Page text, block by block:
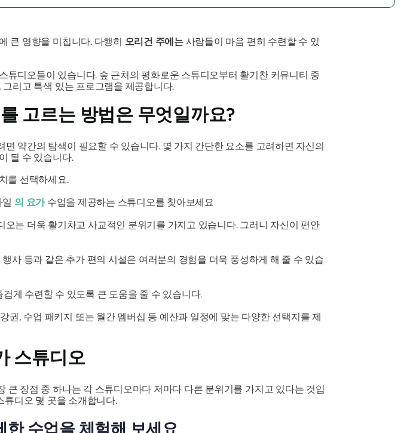
큰 영향을 미칩니다. 다행히 오리건 주에는사람들이 마음 편히 수련할 수 있
디오들이 있습니다. 숲 근처의 평화로운 스튜디오부터 활기찬 커뮤니티 중
리고 특색 있는 프로그램을 제공합니다.
고르는 방법은 무엇일까요?
약간의 탐색이 필요할 수 있습니다. 몇 가지 간단한 요소를 고려하면 자신의
될 수 있습니다.
를 선택하세요.
의 요가수업을 제공하는 스튜디오를 찾아보세요
는 더욱 활기차고 사교적인 분위기를 가지고 있습니다. 그러니 자신이 편안
사 등과 같은 추가 편의 시설은 여러분의 경험을 더욱 풍성하게 해 줄 수 있습
게 수련할 수 있도록 큰 도움을 줄 수 있습니다.
권, 수업 패키지 또는 월간 멤버십 등 예산과 일정에 맞는 다양한 선택지를 제
스튜디오
장점 중 하나는 각 스튜디오마다 저마다 다른 분위기를 가지고 있다는 것입
튜디오 몇 곳을 소개합니다.
수업을 체험해 보세요